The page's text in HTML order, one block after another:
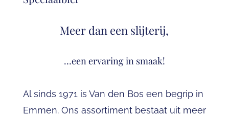
Meer dan een slijterij,
…een ervaring in smaak!
Al sinds 1971 is Van den Bos een begrip in
Emmen. Ons assortiment bestaat uit meer